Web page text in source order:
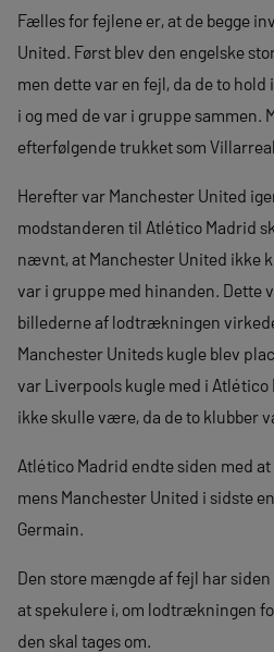
Fælles for fejlene er, at de begge
United. Først blev den engelske
men dette var en fejl, da de to
i og med de var i gruppe sammen.
efterfølgende trukket som
Herefter var Manchester United
modstanderen til Atlético Madrid
nævnt, at Manchester United ikke
var i gruppe med hinanden. Dette
billederne af lodtrækningen
Manchester Uniteds kugle blev
var Liverpools kugle med i
ikke skulle være, da de to klubber
Atlético Madrid endte siden med
mens Manchester United i sidste
Germain.
Den store mængde af fejl har
at spekulere i, om lodtrækningen
den skal tages om.